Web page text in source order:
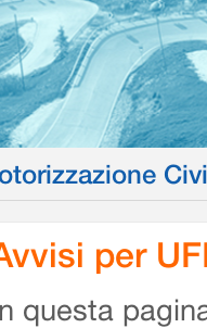
per
questa